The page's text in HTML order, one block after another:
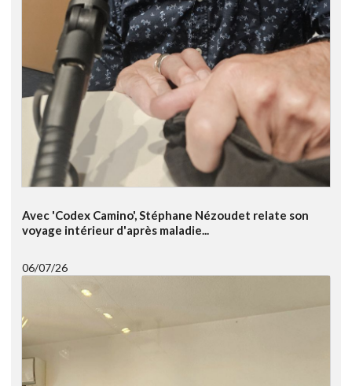
Avec 'Codex Camino', Stéphane Nézoudet relate son
voyage intérieur d'après maladie...
06/07/26